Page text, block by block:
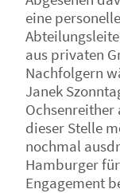
eine
aus privaten
Nachfolgern
Janek
Ochsenreither
dieser Stelle
nochmal
Hamburger
Engagement